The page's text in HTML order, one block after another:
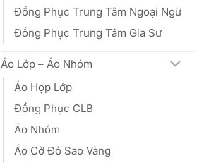
Đồng Phục Trung Tâm Ngoại Ngữ
Đồng Phục Trung Tâm Gia Sư
Áo Lớp – Áo Nhóm
Áo Họp Lớp
Đồng Phục CLB
Áo Nhóm
Áo Cờ Đỏ Sao Vàng